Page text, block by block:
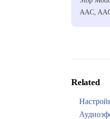
AAC,
Related